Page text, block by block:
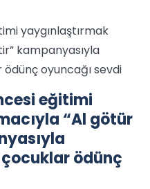
yaygınlaştırmak
kampanyasıyla
oyuncağı sevdi
eğitimi
“Al götür
ödünç